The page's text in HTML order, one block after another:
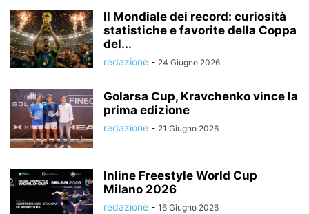
Il Mondiale dei record: curiosità
statistiche e favorite della Coppa
del...
redazione - 24 Giugno 2026
Golarsa Cup, Kravchenko vince la
prima edizione
redazione - 21 Giugno 2026
Inline Freestyle World Cup
Milano 2026
redazione - 16 Giugno 2026